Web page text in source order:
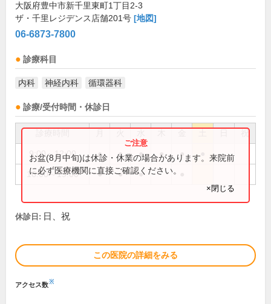
大阪府豊中市新千里東町1丁目2-3
ザ・千里レジデンス店舗201号 [地図]
06-6873-7800
診療科目
内科 神経内科 循環器科
診療/受付時間・休診日
祝
9:00～12:00 ● ● ● ● ●
16:00～19:00 ● ● ●
お盆(8月中旬)は休診・休業の場合があります。来院前
に必ず医療機関に直接ご確認ください。
×閉じる
休診日: 日、祝
この医院の詳細をみる
アクセス数※